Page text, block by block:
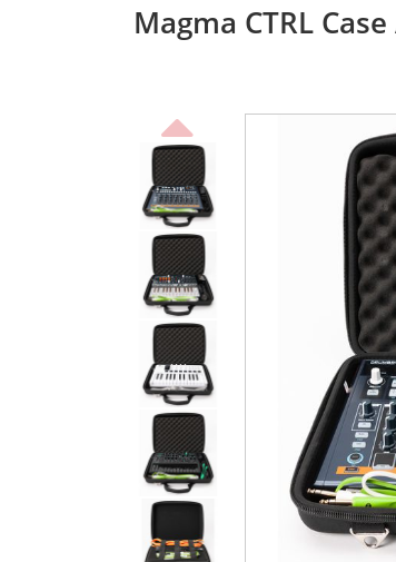
Magma CTRL